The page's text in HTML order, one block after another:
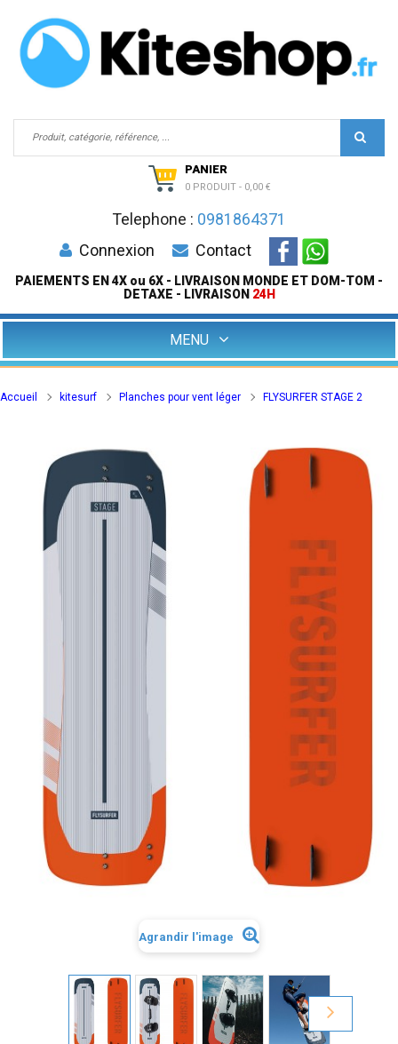
PANIER
0 PRODUIT - 0,00 €
Telephone : 0981864371
Connexion
Contact
PAIEMENTS EN 4X ou 6X - LIVRAISON MONDE ET DOM-TOM -
DETAXE - LIVRAISON 24H
MENU
Accueil kitesurf Planches pour vent léger FLYSURFER STAGE 2
Agrandir l'image